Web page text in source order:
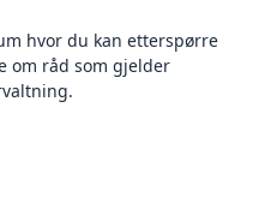
hvor du kan etterspørre
om råd som gjelder